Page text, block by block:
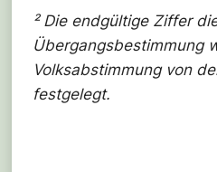
² Die endgültige Ziffer
Übergangsbestimmung
Volksabstimmung von
festgelegt.